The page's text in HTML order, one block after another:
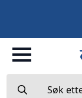
for: